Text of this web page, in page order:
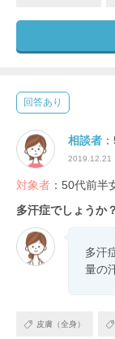
回答あり
相談者
2019.12.21
対象者 ：50代前半
多汗症でしょうか
多汗
量の
皮膚（全身）